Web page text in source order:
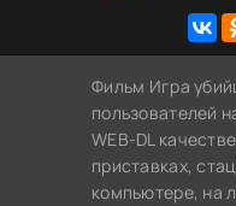
Фильм Игра
пользователей
WEB-DL
приставках,
компьютере, на